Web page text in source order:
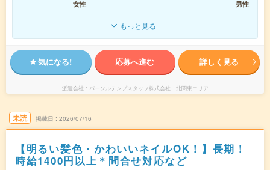
女性
男性
もっと見る
気になる! 応募へ進む 詳しく見る
派遣会社 パーソルテンプスタッフ株式会社 北関東エリア
未読 掲載日 2026/07/16
【明るい髪色・かわいいネイルOK！】長期！
時給1400円以上＊問合せ対応など